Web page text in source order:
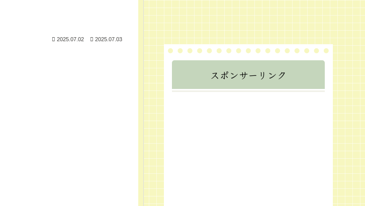
2025.07.02 2025.07.03
スポンサーリンク